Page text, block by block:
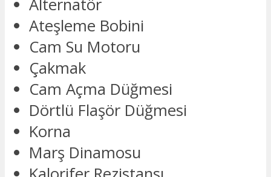
Alternatör
Ateşleme Bobini
Cam Su Motoru
Çakmak
Cam Açma Düğmesi
Dörtlü Flaşör Düğmesi
Korna
Marş Dinamosu